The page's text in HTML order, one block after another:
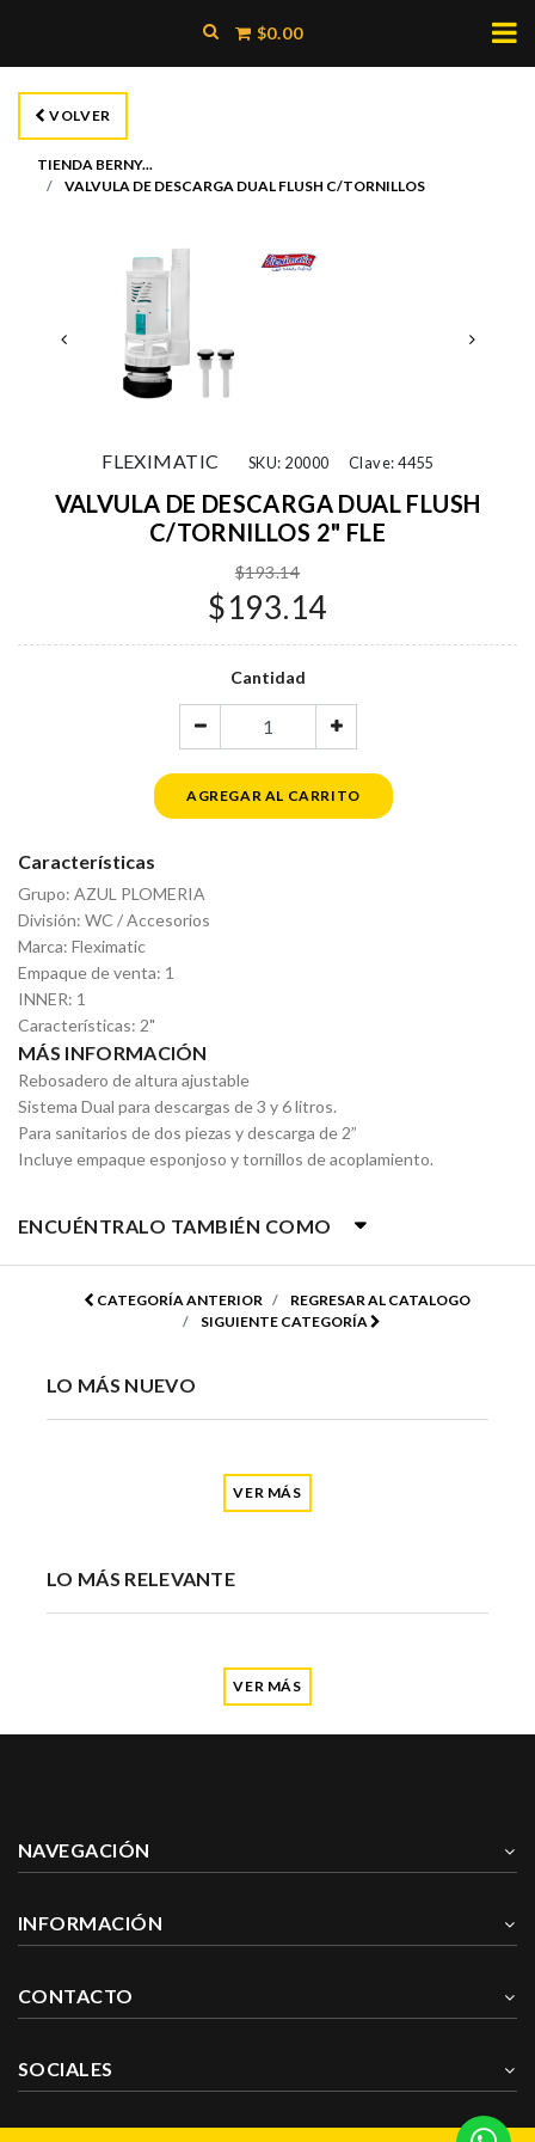
$0.00
VOLVER
TIENDA BERNY...
VALVULA DE DESCARGA DUAL FLUSH C/TORNILLOS
FLEXIMATIC SKU: 20000 Clave: 4455
VALVULA DE DESCARGA DUAL FLUSH
C/TORNILLOS 2" FLE
$193.14
$193.14
Cantidad
AGREGAR AL CARRITO
Características
Grupo: AZUL PLOMERIA
División: WC / Accesorios
Marca: Fleximatic
Empaque de venta: 1
INNER: 1
Características: 2"
MÁS INFORMACIÓN
Rebosadero de altura ajustable
Sistema Dual para descargas de 3 y 6 litros.
Para sanitarios de dos piezas y descarga de 2”
Incluye empaque esponjoso y tornillos de acoplamiento.
ENCUÉNTRALO TAMBIÉN COMO
CATEGORÍA ANTERIOR
REGRESAR AL CATALOGO
SIGUIENTE CATEGORÍA
LO MÁS NUEVO
VER MÁS
LO MÁS RELEVANTE
VER MÁS
NAVEGACIÓN
INFORMACIÓN
CONTACTO
SOCIALES